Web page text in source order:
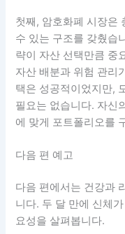
첫째, 암호화폐 시장은
수 있는 구조를 갖췄습
략이 자산 선택만큼 중
자산 배분과 위험 관리
택은 성공적이었지만,
필요는 없습니다. 자신
에 맞게 포트폴리오를
다음 편 예고
다음 편에서는 건강과
니다. 두 달 만에 신체
요성을 살펴봅니다.